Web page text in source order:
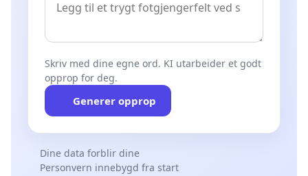
Skriv med dine egne ord. KI utarbeider et godt
opprop for deg.
Generer opprop
Dine data forblir dine
Personvern innebygd fra start